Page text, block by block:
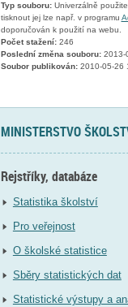
Typ souboru:Univerzálně
tisknout jej lze např. v programu
doporučován k použití na webu.
Počet stažení:246
Poslední změna souboru:2013-
Soubor publikován:2010-05-26
MINISTERSTVO
Rejstříky, databáze
Statistika školství
Pro veřejnost
O školské statistice
Sběry statistických dat
Statistické výstupy a